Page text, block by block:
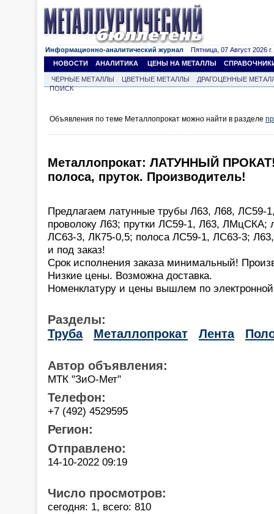
Информационно-аналитический журнал Пятница, 07 Август 2026 г.
НОВОСТИ
АНАЛИТИКА ЦЕНЫ НА МЕТАЛЛЫ
ЧЕРНЫЕ МЕТАЛЛЫ ЦВЕТНЫЕ МЕТАЛЛЫ
ДРАГОЦЕННЫЕ
ПОИСК
Объявления по теме Металлопрокат можно найти в разделе
Металлопрокат: ЛАТУННЫЙ
полоса, пруток. Производитель!
Предлагаем латунные трубы Л63, Л68,
проволоку Л63; прутки ЛС59-1, Л63, ЛМцСКА;
ЛС63-3, ЛК75-0,5; полоса ЛС59-1, ЛС63-3;
и под заказ!
Срок исполнения заказа минимальный!
Низкие цены. Возможна доставка.
Номенклатуру и цены вышлем по
Разделы:
Труба
Металлопрокат Лента
Автор объявления:
МТК "ЗиО-Мет"
Телефон:
+7 (492) 4529595
Регион:
Отправлено:
14-10-2022 09:19
Число просмотров:
сегодня: 1, всего: 810